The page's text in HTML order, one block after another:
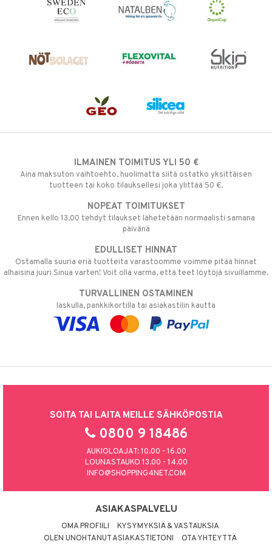
ILMAINEN TOIMITUS YLI 50 €
Aina maksuton vaihtoehto, huolimatta siitä ostatko yksittäisen
tuotteen tai koko tilauksellesi joka ylittää 50 €.
NOPEAT TOIMITUKSET
Ennen kello 13.00 tehdyt tilaukset lähetetään normaalisti samana
päivänä
EDULLISET HINNAT
Ostamalla suuria eriä tuotteita varastoomme voimme pitää hinnat
alhaisina juuri Sinua varten! Voit olla varma, että teet löytöjä sivuillamme.
TURVALLINEN OSTAMINEN
laskulla, pankkikortilla tai asiakastilin kautta
SOITA TAI LAITA MEILLE SÄHKÖPOSTIA
0800 9 18486
AUKIOLOAJAT: 10.00 - 16.00
LOUNASTAUKO 13.00 - 14.00
INFO@SHOPPING4NET.COM
ASIAKASPALVELU
OMA PROFIILI
KYSYMYKSIÄ & VASTAUKSIA
OLEN UNOHTANUT ASIAKASTIETONI
OTA YHTEYTTÄ